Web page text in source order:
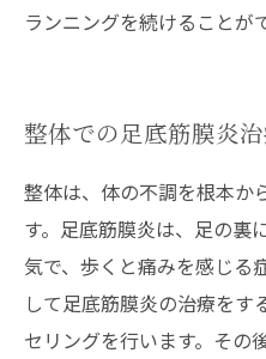
ランニングを続けることが
整体での足底筋膜炎
整体は、体の不調を根本か
す。足底筋膜炎は、足の裏
気で、歩くと痛みを感じる
して足底筋膜炎の治療をす
セリングを行います。その